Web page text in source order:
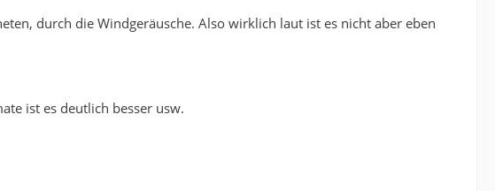
durch die Windgeräusche. Also wirklich laut ist es nicht aber eben
ist es deutlich besser usw.